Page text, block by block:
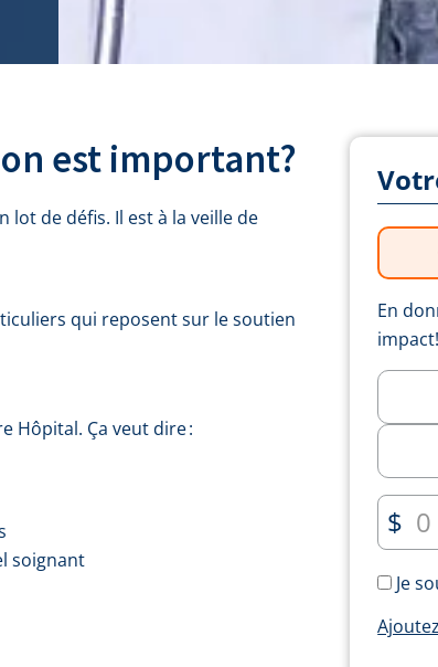
est important?
lot de défis. Il est à la veille de
qui reposent sur le soutien
Hôpital. Ça veut dire :
soignant
En
impact!
$
Je